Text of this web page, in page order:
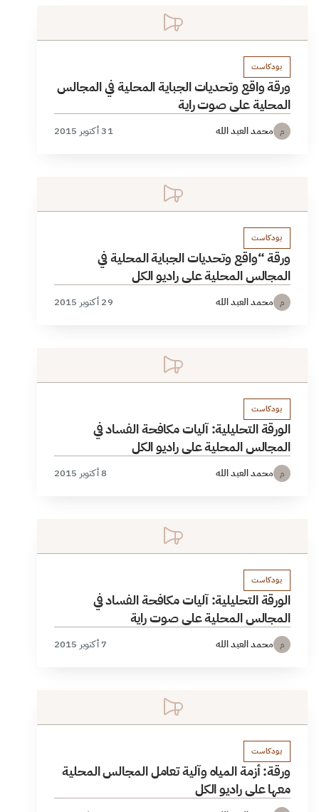
بودكاست
ورقة واقع وتحديات الجباية المحلية في المجالس
المحلية على صوت راية
م محمد العبد الله 31 أكتوبر 2015
بودكاست
ورقة “واقع وتحديات الجباية المحلية في
المجالس المحلية على راديو الكل
م محمد العبد الله 29 أكتوبر 2015
بودكاست
الورقة التحليلية: آليات مكافحة الفساد في
المجالس المحلية على راديو الكل
م محمد العبد الله 8 أكتوبر 2015
بودكاست
الورقة التحليلية: آليات مكافحة الفساد في
المجالس المحلية على صوت راية
م محمد العبد الله 7 أكتوبر 2015
بودكاست
ورقة: أزمة المياه وآلية تعامل المجالس المحلية
معها على راديو الكل